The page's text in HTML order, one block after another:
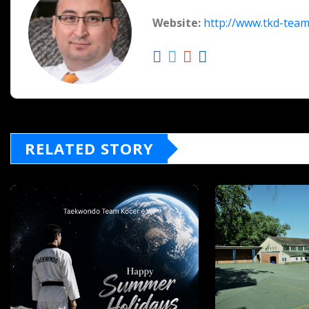
Website: http://www.tkd-
RELATED STORY